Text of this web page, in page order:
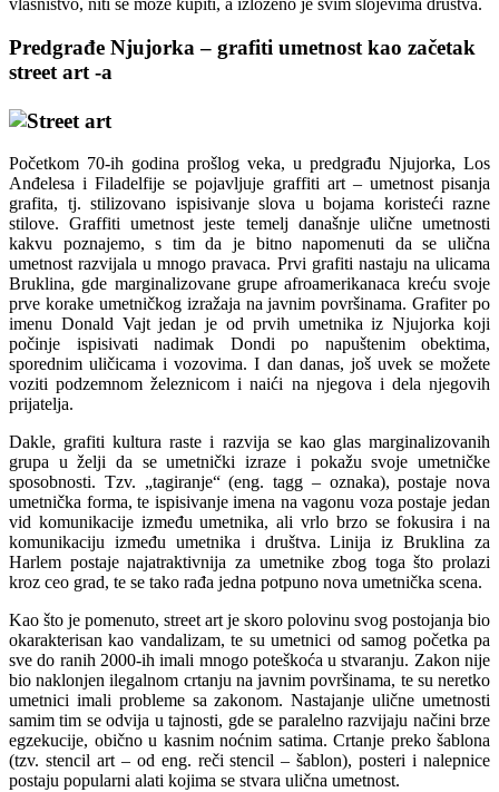
Predgrađe Njujorka – grafiti umetnost kao začetak
street art -a
Početkom 70-ih godina prošlog veka, u predgrađu Njujorka, Los
Anđelesa i Filadelfije se pojavljuje graffiti art – umetnost pisanja
grafita, tj. stilizovano ispisivanje slova u bojama koristeći razne
stilove. Graffiti umetnost jeste temelj današnje ulične umetnosti
kakvu poznajemo, s tim da je bitno napomenuti da se ulična
umetnost razvijala u mnogo pravaca. Prvi grafiti nastaju na ulicama
Bruklina, gde marginalizovane grupe afroamerikanaca kreću svoje
prve korake umetničkog izražaja na javnim površinama. Grafiter po
imenu Donald Vajt jedan je od prvih umetnika iz Njujorka koji
počinje ispisivati nadimak Dondi po napuštenim obektima,
sporednim uličicama i vozovima. I dan danas, još uvek se možete
voziti podzemnom železnicom i naići na njegova i dela njegovih
prijatelja.
Dakle, grafiti kultura raste i razvija se kao glas marginalizovanih
grupa u želji da se umetnički izraze i pokažu svoje umetničke
sposobnosti. Tzv. „tagiranje“ (eng. tagg – oznaka), postaje nova
umetnička forma, te ispisivanje imena na vagonu voza postaje jedan
vid komunikacije između umetnika, ali vrlo brzo se fokusira i na
komunikaciju između umetnika i društva. Linija iz Bruklina za
Harlem postaje najatraktivnija za umetnike zbog toga što prolazi
kroz ceo grad, te se tako rađa jedna potpuno nova umetnička scena.
Kao što je pomenuto, street art je skoro polovinu svog postojanja bio
okarakterisan kao vandalizam, te su umetnici od samog početka pa
sve do ranih 2000-ih imali mnogo poteškoća u stvaranju. Zakon nije
bio naklonjen ilegalnom crtanju na javnim površinama, te su neretko
umetnici imali probleme sa zakonom. Nastajanje ulične umetnosti
samim tim se odvija u tajnosti, gde se paralelno razvijaju načini brze
egzekucije, obično u kasnim noćnim satima. Crtanje preko šablona
(tzv. stencil art – od eng. reči stencil – šablon), posteri i nalepnice
postaju popularni alati kojima se stvara ulična umetnost.